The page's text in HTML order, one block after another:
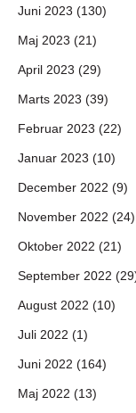
Juni 2023 (130)
Maj 2023 (21)
April 2023 (29)
Marts 2023 (39)
Februar 2023 (22)
Januar 2023 (10)
December 2022 (9)
November 2022 (24)
Oktober 2022 (21)
September 2022
August 2022 (10)
Juli 2022 (1)
Juni 2022 (164)
Maj 2022 (13)